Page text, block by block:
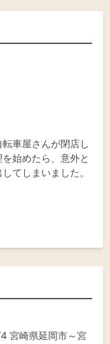
車屋さんが閉店し
始めたら、意外と
てしまいました。
宮崎県延岡市～宮